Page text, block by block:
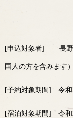
[申込対象者] 長野
国人の方を含みます）
[予約対象期間] 令和2
[宿泊対象期間] 令和